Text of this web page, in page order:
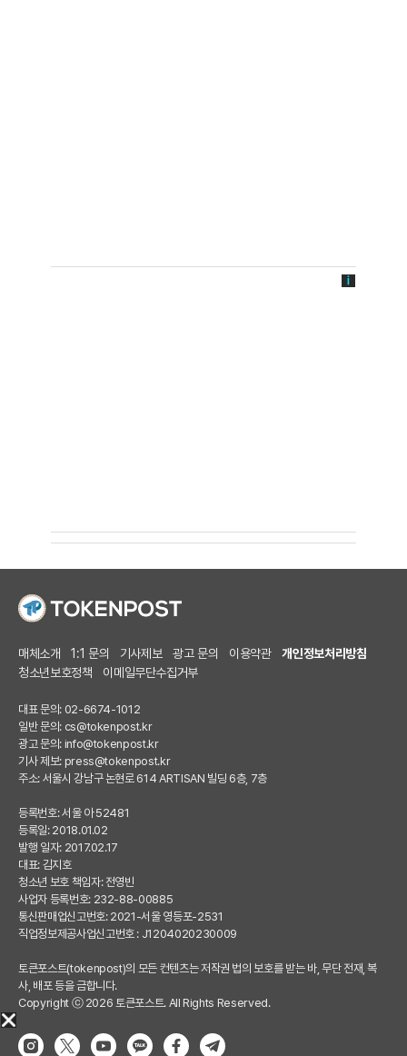
매체소개 1:1 문의 기사제보 광고 문의 이용약관
개인정보처리방침
청소년보호정책
이메일무단수집거부
대표 문의: 02-6674-1012
일반 문의: cs@tokenpost.kr
광고 문의: info@tokenpost.kr
기사 제보: press@tokenpost.kr
주소: 서울시 강남구 논현로 614 ARTISAN 빌딩 6층, 7층
등록번호: 서울 아 52481
등록일: 2018.01.02
발행 일자: 2017.02.17
대표: 김지호
청소년 보호 책임자: 전영빈
사업자 등록번호: 232-88-00885
통신판매업신고번호: 2021-서울 영등포-2531
직업정보제공사업신고번호 : J1204020230009
토큰포스트(tokenpost)의 모든 컨텐츠는 저작권 법의 보호를 받는 바, 무단 전재, 복
사, 배포 등을 금합니다.
Copyright ⓒ 2026 토큰포스트. All Rights Reserved.